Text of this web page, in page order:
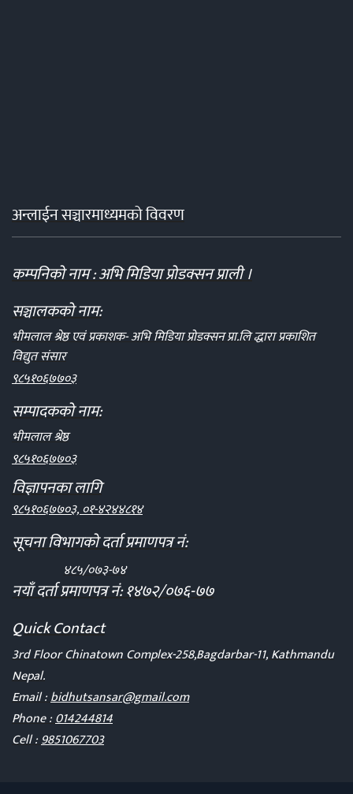
अन्लाईन सञ्चारमाध्यमको विवरण
कम्पनिको नाम : अभि मिडिया प्रोडक्सन प्राली ।
सञ्चालकको नाम:
भीमलाल श्रेष्ठ एवं प्रकाशक- अभि मिडिया प्रोडक्सन प्रा.लि द्धारा प्रकाशित
विद्युत संसार
९८५१०६७७०३
सम्पादकको नाम:
भीमलाल श्रेष्ठ
९८५१०६७७०३
विज्ञापनका लागि
९८५१०६७७०३, ०१-४२४४८१४
सूचना विभागको दर्ता प्रमाणपत्र नं:
४८५/०७३-७४
नयाँ दर्ता प्रमाणपत्र नं: १४७२/०७६-७७
Quick Contact
3rd Floor Chinatown Complex-258,Bagdarbar-11, Kathmandu
Nepal.
Email :bidhutsansar@gmail.com
Phone :014244814
Cell :9851067703